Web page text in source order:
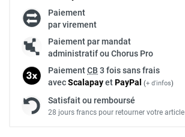
Paiement
par virement
Paiement par mandat
administratif ou Chorus Pro
PaiementCB 3 fois sans frais
avecScalapayetPayPal (+ d'infos)
Satisfait ou remboursé
28 jours francs pour retourner votre article